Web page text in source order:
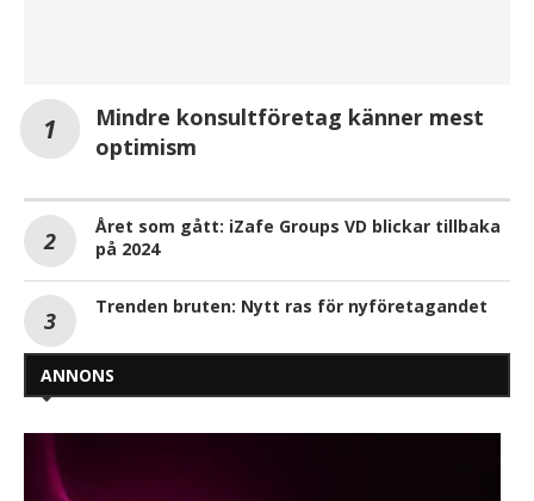
Mindre konsultföretag känner mest
optimism
Året som gått: iZafe Groups VD blickar tillbaka
på 2024
Trenden bruten: Nytt ras för nyföretagandet
ANNONS